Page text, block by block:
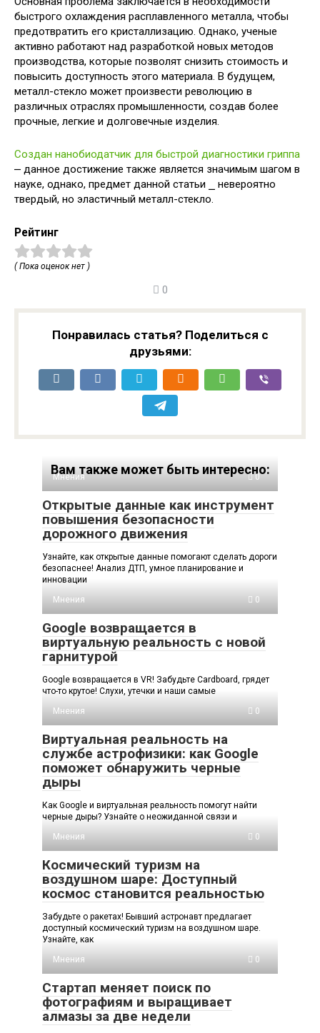
быстрого охлаждения расплавленного металла, чтобы
предотвратить его кристаллизацию. Однако, ученые
активно работают над разработкой новых методов
производства, которые позволят снизить стоимость и
повысить доступность этого материала. В будущем,
металл-стекло может произвести революцию в
различных отраслях промышленности, создав более
прочные, легкие и долговечные изделия.
Создан нанобиодатчик для быстрой диагностики гриппа
⎼ данное достижение также является значимым шагом в
науке, однако, предмет данной статьи ⎯ невероятно
твердый, но эластичный металл-стекло.
Рейтинг
( Пока оценок нет )
0
Понравилась статья? Поделиться с
друзьями:
Вам также может быть интересно:
Мнения 0
Открытые данные как инструмент
повышения безопасности
дорожного движения
Узнайте, как открытые данные помогают сделать дороги
безопаснее! Анализ ДТП, умное планирование и
инновации
Мнения
0
Google возвращается в
виртуальную реальность с новой
гарнитурой
Google возвращается в VR! Забудьте Cardboard, грядет
что-то крутое! Слухи, утечки и наши самые
Мнения
0
Виртуальная реальность на
службе астрофизики: как Google
поможет обнаружить черные
дыры
Как Google и виртуальная реальность помогут найти
черные дыры? Узнайте о неожиданной связи и
Мнения
0
Космический туризм на
воздушном шаре: Доступный
космос становится реальностью
Забудьте о ракетах! Бывший астронавт предлагает
доступный космический туризм на воздушном шаре.
Узнайте, как
Мнения
0
Стартап меняет поиск по
фотографиям и выращивает
алмазы за две недели